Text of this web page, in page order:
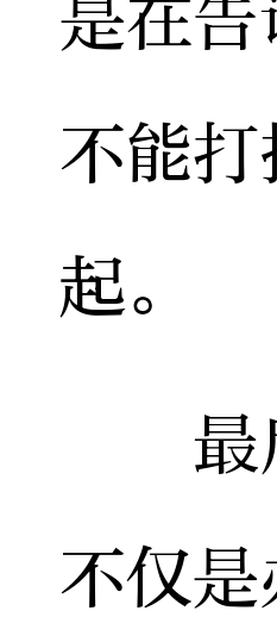
是在
不能
起。
最后
不仅